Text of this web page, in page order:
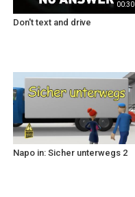
00:30
Don't text and drive
Napo in: Sicher unterwegs 2